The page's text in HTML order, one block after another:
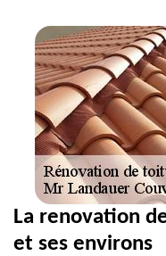
La renovation
et ses environs